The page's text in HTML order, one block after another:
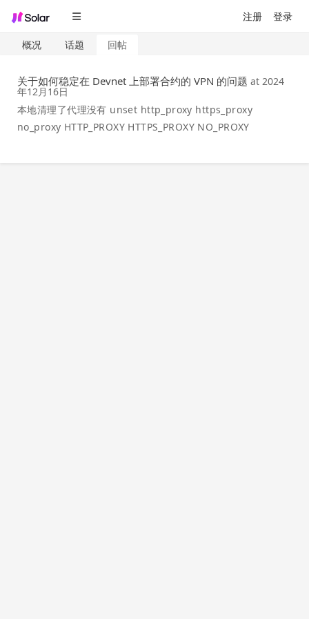
注册 登录
概况 话题 回帖
关于如何稳定在 Devnet 上部署合约的 VPN 的问题 at 2024
年12月16日
本地清理了代理没有 unset http_proxy https_proxy
no_proxy HTTP_PROXY HTTPS_PROXY NO_PROXY